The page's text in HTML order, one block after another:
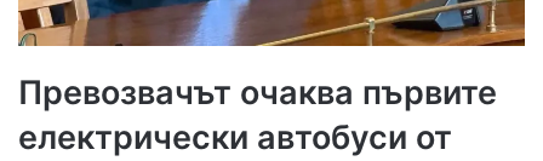
Превозвачът очаква първите
електрически автобуси от